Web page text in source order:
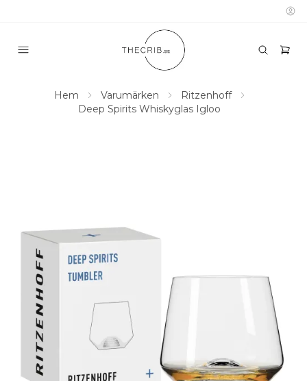
Hem Varumärken
Ritzenhoff
Deep Spirits Whiskyglas Igloo